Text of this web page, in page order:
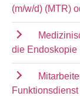
(m/w/d) (MTR)
die Endoskopie
Funktionsdienst